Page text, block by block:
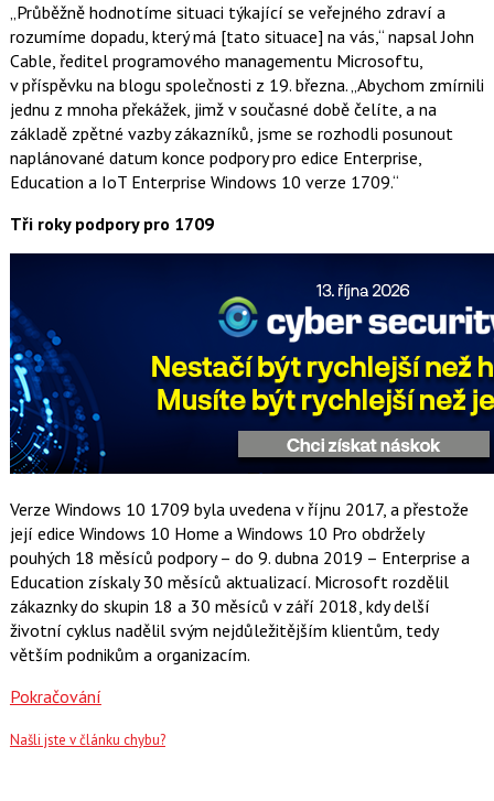
„Průběžně hodnotíme situaci týkající se veřejného zdraví a
rozumíme dopadu, který má [tato situace] na vás,“ napsal John
Cable, ředitel programového managementu Microsoftu,
v příspěvku na blogu společnosti z 19. března. „Abychom zmírnili
jednu z mnoha překážek, jimž v současné době čelíte, a na
základě zpětné vazby zákazníků, jsme se rozhodli posunout
naplánované datum konce podpory pro edice Enterprise,
Education a IoT Enterprise Windows 10 verze 1709.“
Tři roky podpory pro 1709
Verze Windows 10 1709 byla uvedena v říjnu 2017, a přestože
její edice Windows 10 Home a Windows 10 Pro obdržely
pouhých 18 měsíců podpory – do 9. dubna 2019 – Enterprise a
Education získaly 30 měsíců aktualizací. Microsoft rozdělil
zákaznky do skupin 18 a 30 měsíců v září 2018, kdy delší
životní cyklus nadělil svým nejdůležitějším klientům, tedy
větším podnikům a organizacím.
Pokračování
Našli jste v článku chybu?